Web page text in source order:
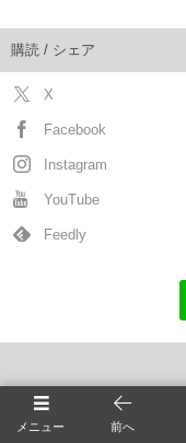
購読 / シェア
X
Facebook
Instagram
YouTube
Feedly
メニュー 前へ